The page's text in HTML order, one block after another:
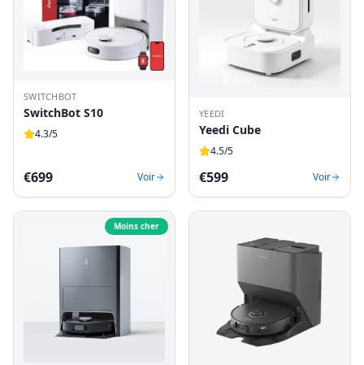
SWITCHBOT
SwitchBot S10
4.3/5
€699 Voir
YEEDI
Yeedi Cube
4.5/5
€599 Voir
Moins cher